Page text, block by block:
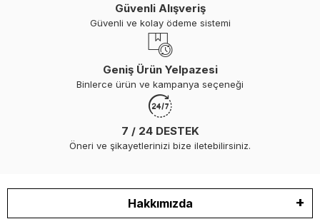
Güvenli Alışveriş
Güvenli ve kolay ödeme sistemi
Geniş Ürün Yelpazesi
Binlerce ürün ve kampanya seçeneği
7 / 24 DESTEK
Öneri ve şikayetlerinizi bize iletebilirsiniz.
Hakkımızda